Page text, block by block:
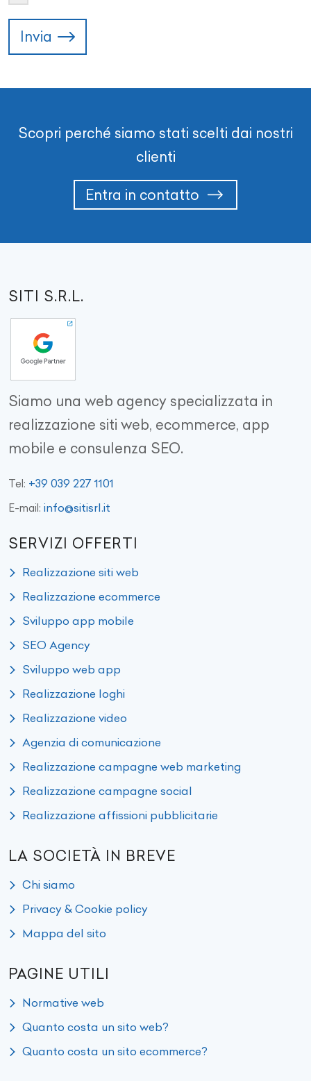
Invia
Scopri perché siamo stati scelti dai nostri
clienti
Entra in contatto
SITI S.R.L.
Siamo una web agency specializzata in
realizzazione siti web, ecommerce, app
mobile e consulenza SEO.
Tel: +39 039 227 1101
E-mail: info@sitisrl.it
SERVIZI OFFERTI
Realizzazione siti web
Realizzazione ecommerce
Sviluppo app mobile
SEO Agency
Sviluppo web app
Realizzazione loghi
Realizzazione video
Agenzia di comunicazione
Realizzazione campagne web marketing
Realizzazione campagne social
Realizzazione affissioni pubblicitarie
LA SOCIETÀ IN BREVE
Chi siamo
Privacy & Cookie policy
Mappa del sito
PAGINE UTILI
Normative web
Quanto costa un sito web?
Quanto costa un sito ecommerce?